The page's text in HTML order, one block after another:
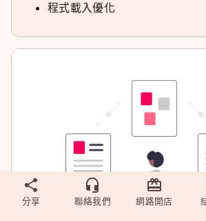
程式載入優化
分享 聯絡我們 網路開店